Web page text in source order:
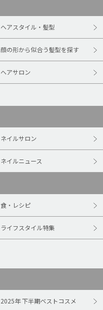
ヘアスタイル・髪型
顔の形から似合う髪型を探す
ヘアサロン
ネイルサロン
ネイルニュース
食・レシピ
ライフスタイル特集
2025年 下半期ベストコスメ